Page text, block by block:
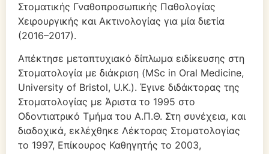
Στοματικής Γναθοπροσωπικής Παθολογίας
Χειρουργικής και Ακτινολογίας για μία διετία
(2016–2017).
Απέκτησε μεταπτυχιακό δίπλωμα ειδίκευσης στη
Στοματολογία με διάκριση (MSc in Oral Medicine,
University of Bristol, U.K.). Έγινε διδάκτορας της
Στοματολογίας με Άριστα το 1995 στο
Οδοντιατρικό Τμήμα του Α.Π.Θ. Στη συνέχεια, και
διαδοχικά, εκλέχθηκε Λέκτορας Στοματολογίας
το 1997, Επίκουρος Καθηγητής το 2003,